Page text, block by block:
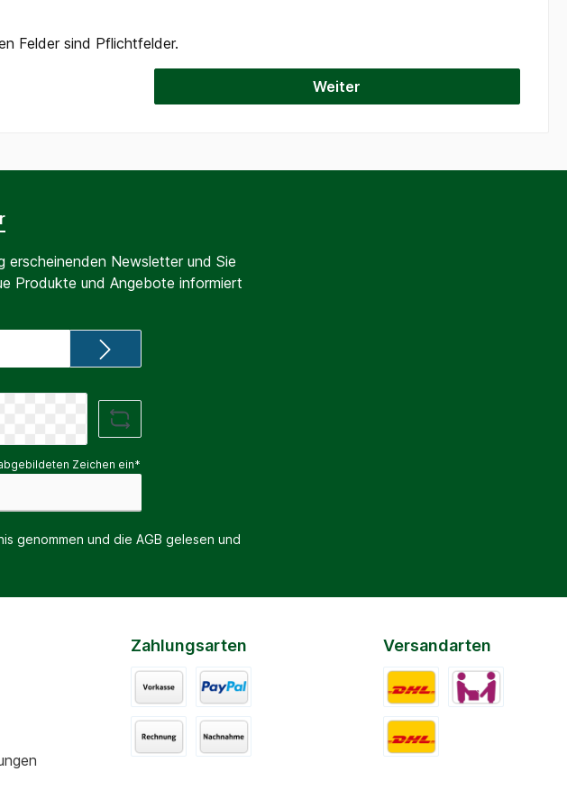
Felder sind Pflichtfelder.
Weiter
erscheinenden Newsletter und Sie
Produkte und Angebote informiert
Zeichen ein*
genommen und die AGB gelesen und
Zahlungsarten Versandarten